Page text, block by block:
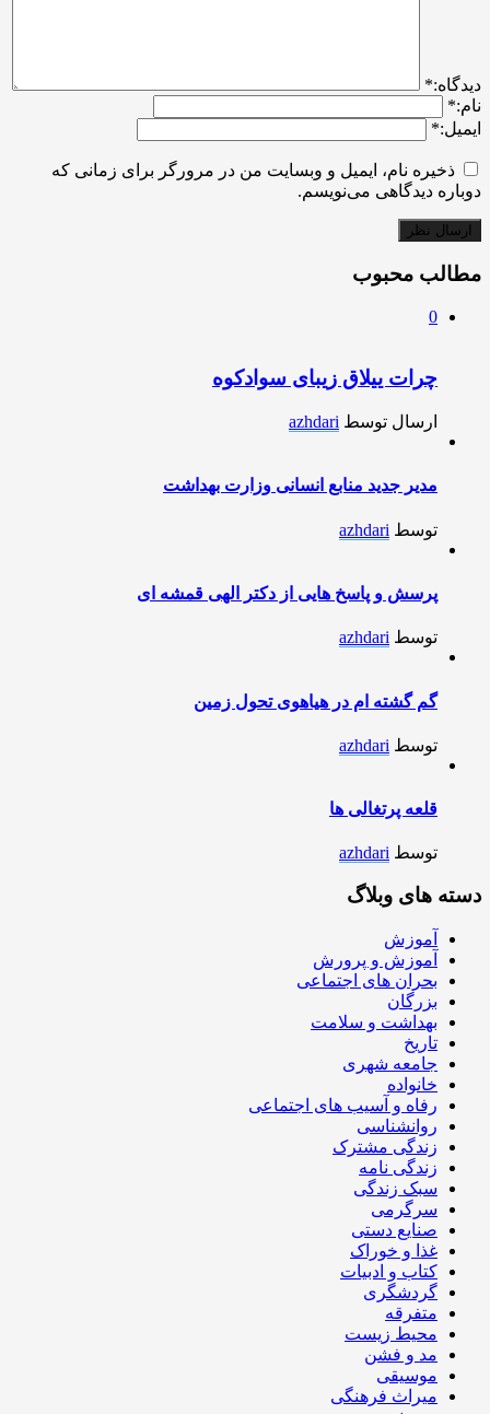
ديدگاه:*
نام:*
ایمیل:*
ذخیره نام، ایمیل و وبسایت من در مرورگر برای زمانی که
دوباره دیدگاهی می‌نویسم.
مطالب محبوب
0
چرات ییلاق زیبای سوادکوه
ارسال توسط azhdari
مدیر جدید منابع انسانی وزارت بهداشت
توسط azhdari
پرسش و پاسخ هایی از دکتر الهی قمشه ای
توسط azhdari
گم گشته ام در هیاهوی تحول زمین
توسط azhdari
قلعه پرتغالی ها
توسط azhdari
دسته های وبلاگ
آموزش
آموزش و پرورش
بحران های اجتماعی
بزرگان
بهداشت و سلامت
تاریخ
جامعه شهری
خانواده
رفاه و آسیب های اجتماعی
روانشناسی
زندگی مشترک
زندگی نامه
سبک زندگی
سرگرمی
صنایع دستی
غذا و خوراک
کتاب و ادبیات
گردشگری
متفرقه
محیط زیست
مد و فشن
موسیقی
میراث فرهنگی